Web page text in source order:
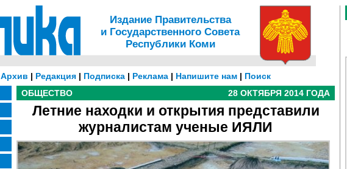
Издание Правительства
и Государственного Совета
Республики Коми
Архив | Редакция| Подписка| Реклама| Напишите нам| Поиск
ОБЩЕСТВО 28 ОКТЯБРЯ 2014 ГОДА
Летние находки и открытия представили
журналистам ученые ИЯЛИ